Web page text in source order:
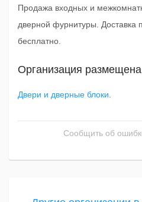
Продажа входных и
дверной фурнитуры. Доставка
бесплатно.
Организация размещена
Двери и дверные блоки
Сообщить об